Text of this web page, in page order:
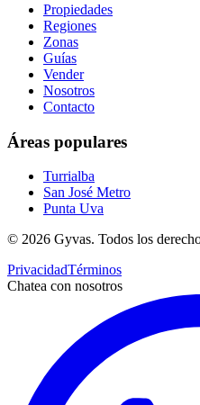
Propiedades
Regiones
Zonas
Guías
Vender
Nosotros
Contacto
Áreas populares
Turrialba
San José Metro
Punta Uva
© 2026 Gyvas. Todos los
PrivacidadTérminos
Chatea con nosotros